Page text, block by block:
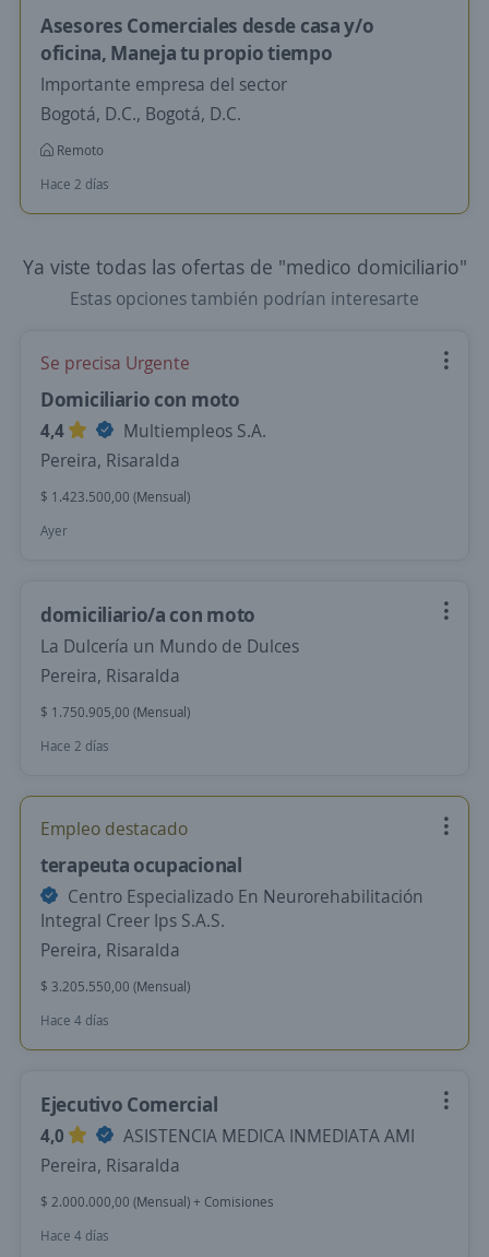
Asesores Comerciales desde casa y/o
oficina, Maneja tu propio tiempo
Importante empresa del sector
Bogotá, D.C., Bogotá, D.C.
Remoto
Hace 2 días
Ya viste todas las ofertas de "medico domiciliario"
Estas opciones también podrían interesarte
Se precisa Urgente
Domiciliario con moto
4,4
Multiempleos S.A.
Pereira, Risaralda
$ 1.423.500,00 (Mensual)
Ayer
domiciliario/a con moto
La Dulcería un Mundo de Dulces
Pereira, Risaralda
$ 1.750.905,00 (Mensual)
Hace 2 días
Empleo destacado
terapeuta ocupacional
Centro Especializado En Neurorehabilitación
Integral Creer Ips S.A.S.
Pereira, Risaralda
$ 3.205.550,00 (Mensual)
Hace 4 días
Ejecutivo Comercial
4,0
ASISTENCIA MEDICA INMEDIATA AMI
Pereira, Risaralda
$ 2.000.000,00 (Mensual) + Comisiones
Hace 4 días